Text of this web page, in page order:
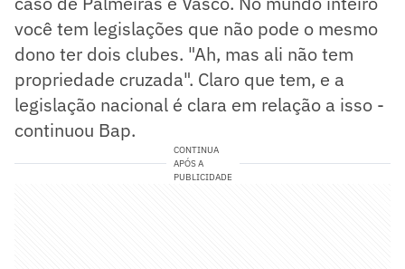
você tem legislações que não pode o mesmo
dono ter dois clubes. "Ah, mas ali não tem
propriedade cruzada". Claro que tem, e a
legislação nacional é clara em relação a isso -
continuou Bap.
CONTINUA
APÓS A
PUBLICIDADE